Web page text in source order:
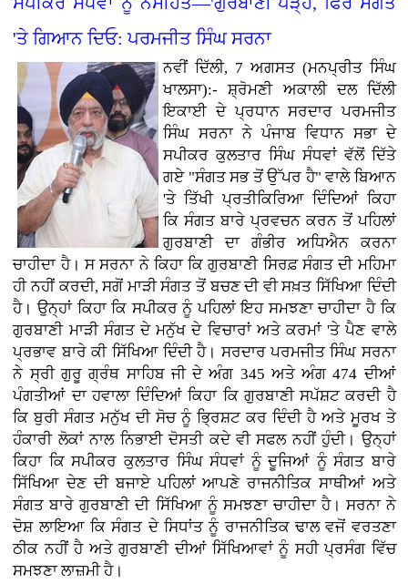
'ਤੇ ਗਿਆਨ ਦਿਓ: ਪਰਮਜੀਤ ਸਿੰਘ ਸਰਨਾ
ਨਵੀਂ ਦਿੱਲੀ, 7 ਅਗਸਤ (ਮਨਪ੍ਰੀਤ ਸਿੰਘ
ਖਾਲਸਾ):- ਸ਼੍ਰੋਮਣੀ ਅਕਾਲੀ ਦਲ ਦਿੱਲੀ
ਇਕਾਈ ਦੇ ਪ੍ਰਧਾਨ ਸਰਦਾਰ ਪਰਮਜੀਤ
ਸਿੰਘ ਸਰਨਾ ਨੇ ਪੰਜਾਬ ਵਿਧਾਨ ਸਭਾ ਦੇ
ਸਪੀਕਰ ਕੁਲਤਾਰ ਸਿੰਘ ਸੰਧਵਾਂ ਵੱਲੋਂ ਦਿੱਤੇ
ਗਏ "ਸੰਗਤ ਸਭ ਤੋਂ ਉੱਪਰ ਹੈ" ਵਾਲੇ ਬਿਆਨ
'ਤੇ ਤਿੱਖੀ ਪ੍ਰਤੀਕਿਰਿਆ ਦਿੰਦਿਆਂ ਕਿਹਾ
ਕਿ ਸੰਗਤ ਬਾਰੇ ਪ੍ਰਵਚਨ ਕਰਨ ਤੋਂ ਪਹਿਲਾਂ
ਗੁਰਬਾਣੀ ਦਾ ਗੰਭੀਰ ਅਧਿਐਨ ਕਰਨਾ
ਚਾਹੀਦਾ ਹੈ। ਸ ਸਰਨਾ ਨੇ ਕਿਹਾ ਕਿ ਗੁਰਬਾਣੀ ਸਿਰਫ਼ ਸੰਗਤ ਦੀ ਮਹਿਮਾ
ਹੀ ਨਹੀਂ ਕਰਦੀ, ਸਗੋਂ ਮਾੜੀ ਸੰਗਤ ਤੋਂ ਬਚਣ ਦੀ ਵੀ ਸਖ਼ਤ ਸਿੱਖਿਆ ਦਿੰਦੀ
ਹੈ। ਉਨ੍ਹਾਂ ਕਿਹਾ ਕਿ ਸਪੀਕਰ ਨੂੰ ਪਹਿਲਾਂ ਇਹ ਸਮਝਣਾ ਚਾਹੀਦਾ ਹੈ ਕਿ
ਗੁਰਬਾਣੀ ਮਾੜੀ ਸੰਗਤ ਦੇ ਮਨੁੱਖ ਦੇ ਵਿਚਾਰਾਂ ਅਤੇ ਕਰਮਾਂ 'ਤੇ ਪੈਣ ਵਾਲੇ
ਪ੍ਰਭਾਵ ਬਾਰੇ ਕੀ ਸਿੱਖਿਆ ਦਿੰਦੀ ਹੈ। ਸਰਦਾਰ ਪਰਮਜੀਤ ਸਿੰਘ ਸਰਨਾ
ਨੇ ਸ੍ਰੀ ਗੁਰੂ ਗ੍ਰੰਥ ਸਾਹਿਬ ਜੀ ਦੇ ਅੰਗ 345 ਅਤੇ ਅੰਗ 474 ਦੀਆਂ
ਪੰਗਤੀਆਂ ਦਾ ਹਵਾਲਾ ਦਿੰਦਿਆਂ ਕਿਹਾ ਕਿ ਗੁਰਬਾਣੀ ਸਪੱਸ਼ਟ ਕਰਦੀ ਹੈ
ਕਿ ਬੁਰੀ ਸੰਗਤ ਮਨੁੱਖ ਦੀ ਸੋਚ ਨੂੰ ਭ੍ਰਿਸ਼ਟ ਕਰ ਦਿੰਦੀ ਹੈ ਅਤੇ ਮੂਰਖ ਤੇ
ਹੰਕਾਰੀ ਲੋਕਾਂ ਨਾਲ ਨਿਭਾਈ ਦੋਸਤੀ ਕਦੇ ਵੀ ਸਫਲ ਨਹੀਂ ਹੁੰਦੀ। ਉਨ੍ਹਾਂ
ਕਿਹਾ ਕਿ ਸਪੀਕਰ ਕੁਲਤਾਰ ਸਿੰਘ ਸੰਧਵਾਂ ਨੂੰ ਦੂਜਿਆਂ ਨੂੰ ਸੰਗਤ ਬਾਰੇ
ਸਿੱਖਿਆ ਦੇਣ ਦੀ ਬਜਾਏ ਪਹਿਲਾਂ ਆਪਣੇ ਰਾਜਨੀਤਿਕ ਸਾਥੀਆਂ ਅਤੇ
ਸੰਗਤ ਬਾਰੇ ਗੁਰਬਾਣੀ ਦੀ ਸਿੱਖਿਆ ਨੂੰ ਸਮਝਣਾ ਚਾਹੀਦਾ ਹੈ। ਸਰਨਾ ਨੇ
ਦੋਸ਼ ਲਾਇਆ ਕਿ ਸੰਗਤ ਦੇ ਸਿਧਾਂਤ ਨੂੰ ਰਾਜਨੀਤਿਕ ਢਾਲ ਵਜੋਂ ਵਰਤਣਾ
ਠੀਕ ਨਹੀਂ ਹੈ ਅਤੇ ਗੁਰਬਾਣੀ ਦੀਆਂ ਸਿੱਖਿਆਵਾਂ ਨੂੰ ਸਹੀ ਪ੍ਰਸੰਗ ਵਿੱਚ
ਸਮਝਣਾ ਲਾਜ਼ਮੀ ਹੈ।